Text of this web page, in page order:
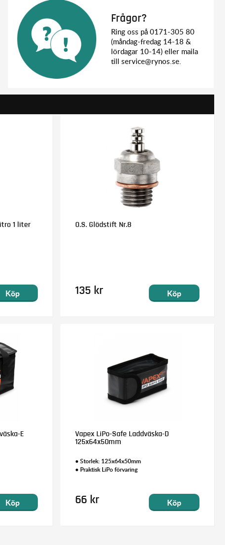
Frågor?
Ring oss på 0171-305 80
(måndag-fredag 14-18 &
lördagar 10-14) eller maila
till service@rynos.se.
1 liter
Köp
O.S. Glödstift Nr.8
135 kr Köp
E
Köp
Vapex LiPo-Safe Laddväska-D
125x64x50mm
• Storlek: 125x64x50mm
• Praktisk LiPo förvaring
66 kr Köp